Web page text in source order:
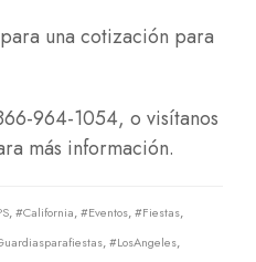
una cotización para
964-1054, o visítanos
más información.
,#California,#Eventos,#Fiestas,
,#LosAngeles,